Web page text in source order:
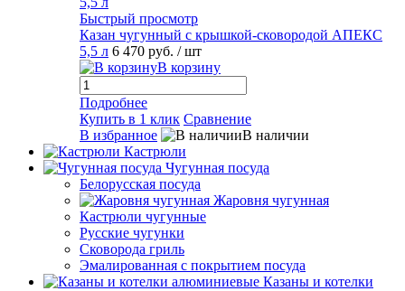
Быстрый просмотр
Казан чугунный с крышкой-сковородой АПЕКС
5,5 л 6 470 руб. / шт
В корзину
Подробнее
Купить в 1 клик Сравнение
В избранное
В наличии
Кастрюли
Чугунная посуда
Белорусская посуда
Жаровня чугунная
Кастрюли чугунные
Русские чугунки
Сковорода гриль
Эмалированная с покрытием посуда
Казаны и котелки